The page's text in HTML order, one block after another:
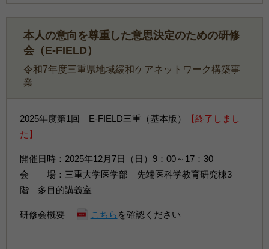
本人の意向を尊重した意思決定のための研修
会（E-FIELD）
令和7年度三重県地域緩和ケアネットワーク構築事
業
2025年度第1回 E-FIELD三重（基本版）
【終了しまし
た】
開催日時：2025年12月7日（日）9：00～17：30
会 場：三重大学医学部 先端医科学教育研究棟3
階 多目的講義室
研修会概要 こちら を確認ください